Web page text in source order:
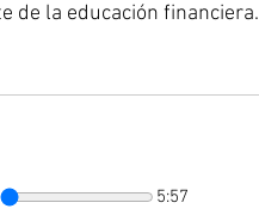
de la educación financiera.
5:57